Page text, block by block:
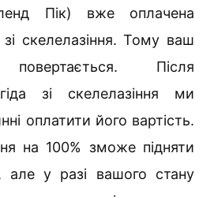
Пік) вже оплачена
скелелазіння. Тому ваш
Після
зі скелелазіння ми
оплатити його вартість.
на 100% зможе підняти
але у разі вашого стану